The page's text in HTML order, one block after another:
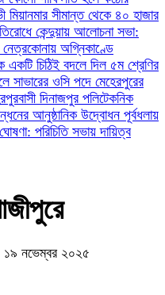
মিয়ানমার সীমান্ত থেকে ৪০ হাজার
কেন্দুয়ায় আলোচনা সভা:
নেত্রকোনায় অগ্নিকাণ্ডে
একটি চিঠিই বদলে দিল ৫ম শ্রেণির
সাভারের ওসি পদে মেহেরপুরের
দিনাজপুর পলিটেকনিক
আনুষ্ঠানিক উদ্বোধন পূর্বধলায়
পরিচিতি সভায় দায়িত্ব
১৯ নভেম্বর ২০২৫